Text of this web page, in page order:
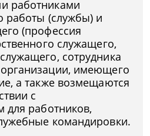
работниками
работы (службы) и
(профессия
служащего,
сотрудника
имеющего
а также возмещаются
с
для работников,
командировки.